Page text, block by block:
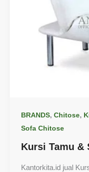
BRANDS, Chitose,
Sofa Chitose
Kursi Tamu &
Kantorkita.id jual